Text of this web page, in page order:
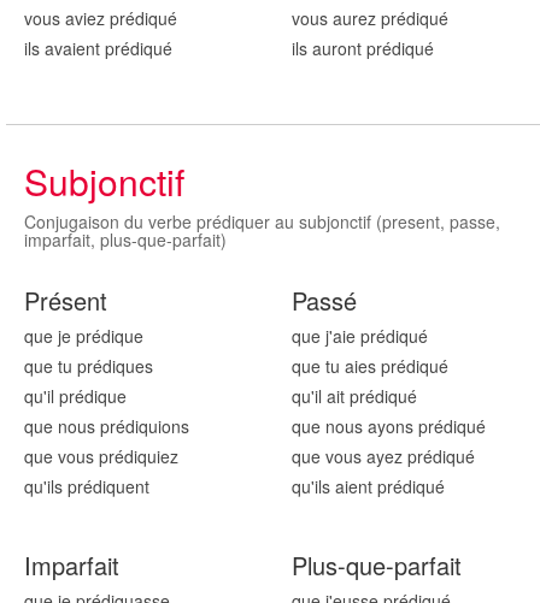
vous aviez prédiqué
ils avaient prédiqué
vous aurez prédiqué
ils auront prédiqué
Subjonctif
Conjugaison du verbe prédiquer au subjonctif (present, passe,
imparfait, plus-que-parfait)
Présent
que je prédique
que tu prédiques
qu'il prédique
que nous prédiquions
que vous prédiquiez
qu'ils prédiquent
Passé
que j'aie prédiqué
que tu aies prédiqué
qu'il ait prédiqué
que nous ayons prédiqué
que vous ayez prédiqué
qu'ils aient prédiqué
Imparfait Plus-que-parfait